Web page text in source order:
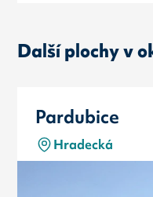
Další plochy v
Pardubice
Hradecká